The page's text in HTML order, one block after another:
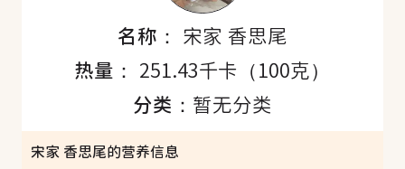
名称： 宋家 香思尾
热量： 251.43千卡（100克）
分类： 暂无分类
宋家 香思尾的营养信息